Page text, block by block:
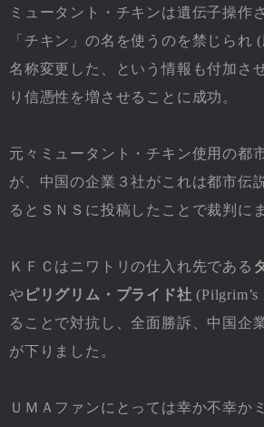
ミュータント・チキンは遺伝子操作
「チキン」の名を使うのを禁じられ
名称変更した、という情報も付加さ
り信憑性を増させることに成功。
元々ミュータント・チキン使用の都
が、中国の企業３社がこれは都市伝
るとＳＮＳに投稿したことで裁判に
ＫＦＣはニワトリの仕入れ先である
や ピリグリム・プライド社
ることで対抗し、全面勝訴、中国企
が下りました。
ＵＭＡファンにとっては幸か不幸か